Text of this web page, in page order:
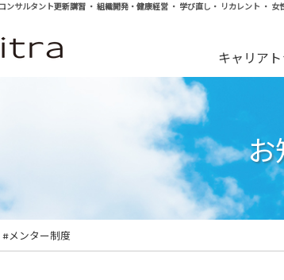
ンサルタント更新講習 ・ 組織開発・健康経営 ・ 学び直し・ リカレント ・ 女
キャリア
お
#メンター制度